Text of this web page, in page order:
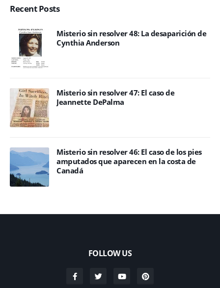
Recent Posts
Misterio sin resolver 48: La desaparición de
Cynthia Anderson
Misterio sin resolver 47: El caso de
Jeannette DePalma
Misterio sin resolver 46: El caso de los pies
amputados que aparecen en la costa de
Canadá
FOLLOW US